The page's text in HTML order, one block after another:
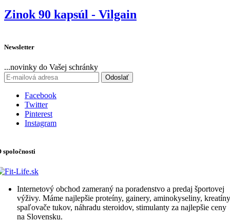
Zinok 90 kapsúl - Vilgain
Newsletter
...novinky do Vašej schránky
Odoslať
Facebook
Twitter
Pinterest
Instagram
spoločnosti
Internetový obchod zameraný na poradenstvo a predaj športovej
výživy. Máme najlepšie proteíny, gainery, aminokyseliny,
spaľovače tukov, náhradu steroidov, stimulanty za najlepšie ceny
na Slovensku.